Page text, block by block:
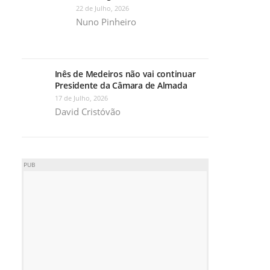
22 de Julho, 2026
Nuno Pinheiro
Inês de Medeiros não vai continuar
Presidente da Câmara de Almada
17 de Julho, 2026
David Cristóvão
PUB